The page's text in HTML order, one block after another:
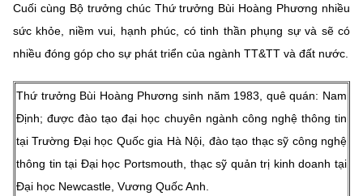
Cuối cùng Bộ trưởng chúc Thứ trưởng Bùi Hoàng Phương nhiều
sức khỏe, niềm vui, hạnh phúc, có tinh thần phụng sự và sẽ có
nhiều đóng góp cho sự phát triển của ngành TT&TT và đất nước.
Thứ trưởng Bùi Hoàng Phương sinh năm 1983, quê quán: Nam
Định; được đào tạo đại học chuyên ngành công nghệ thông tin
tại Trường Đại học Quốc gia Hà Nội, đào tạo thạc sỹ công nghệ
thông tin tại Đại học Portsmouth, thạc sỹ quản trị kinh doanh tại
Đại học Newcastle, Vương Quốc Anh.